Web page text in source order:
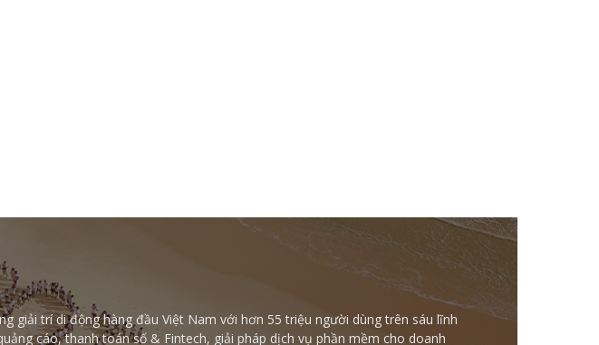
giải trí di động hàng đầu Việt Nam với hơn 55 triệu người dùng trên sáu lĩnh
cáo, thanh toán số & Fintech, giải pháp dịch vụ phần mềm cho doanh